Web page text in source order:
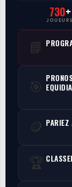
CasaCourses
Resultats/
Discussion
Programmes
730+
JOUEURS
📘
🎯
🪙 PARIEZ
🏆